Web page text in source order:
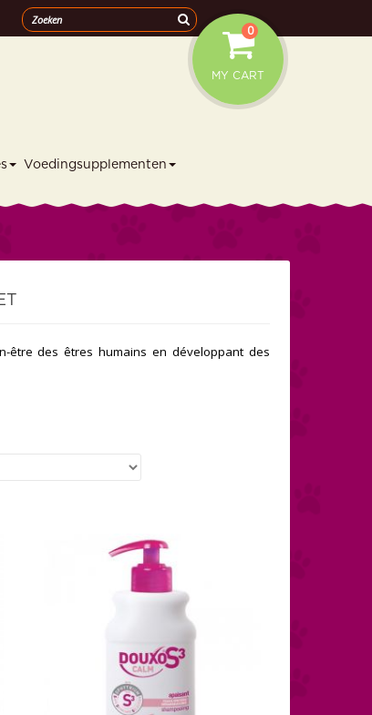
MY CART
0
Voedingsupplementen
être des êtres humains en développant des